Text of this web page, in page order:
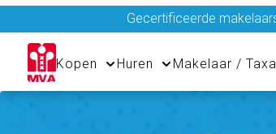
Gecertificeerde
Kopen Huren Makelaar /